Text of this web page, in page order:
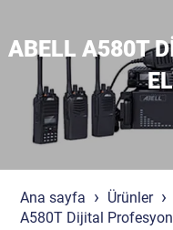
ABELL A580T
Ana sayfa Ürünler
A580T Dijital